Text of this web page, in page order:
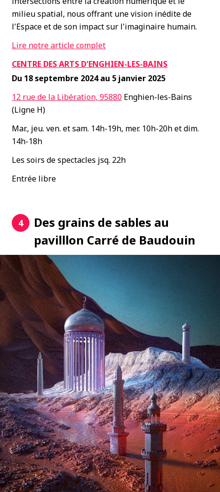
milieu spatial, nous offrant une vision inédite de
l'Espace et de son impact sur l'imaginaire humain.
Lire notre article complet
CENTRE DES ARTS D'ENGHIEN-LES-BAINS
Du 18 septembre 2024 au 5 janvier 2025
12 rue de la Libération, 95880 Enghien-les-Bains
(Ligne H)
Mar., jeu. ven. et sam. 14h-19h, mer. 10h-20h et dim.
14h-18h
Les soirs de spectacles jsq. 22h
Entrée libre
4
Des grains de sables au
pavilllon Carré de Baudouin